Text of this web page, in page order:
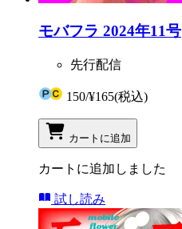
モバフラ 2024年11号
先行配信
150/¥165(税込)
カートに追加
カートに追加しました
試し読み